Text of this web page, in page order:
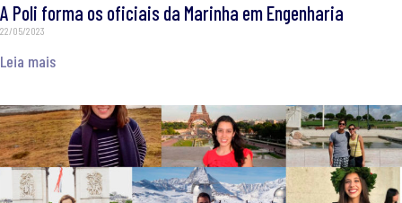
A Poli forma os oficiais da Marinha em Engenharia
22/05/2023
Leia mais